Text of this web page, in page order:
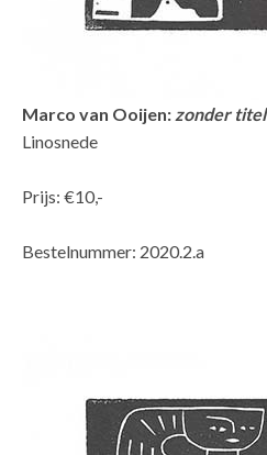
Marco van Ooijen: zonder titel
Linosnede
Prijs: €10,-
Bestelnummer: 2020.2.a